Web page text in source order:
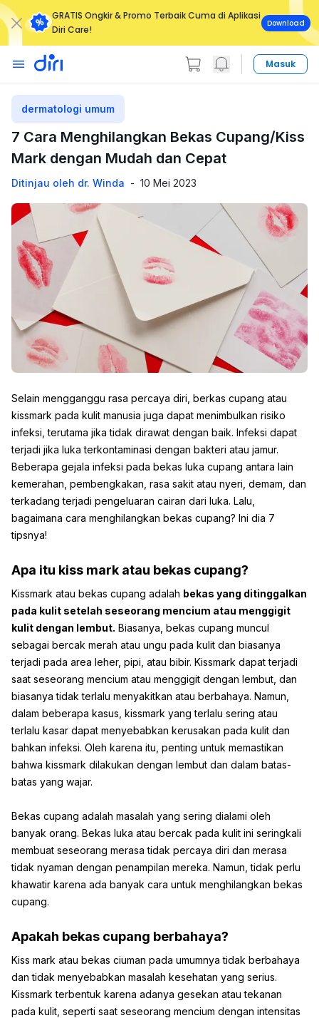
GRATIS Ongkir & Promo Terbaik Cuma di Aplikasi
Diri Care!
Download
Masuk
dermatologi umum
7 Cara Menghilangkan Bekas Cupang/Kiss
Mark dengan Mudah dan Cepat
Ditinjau oleh dr. Winda - 10 Mei 2023
Selain mengganggu rasa percaya diri, berkas cupang atau
kissmark pada kulit manusia juga dapat menimbulkan risiko
infeksi, terutama jika tidak dirawat dengan baik. Infeksi dapat
terjadi jika luka terkontaminasi dengan bakteri atau jamur.
Beberapa gejala infeksi pada bekas luka cupang antara lain
kemerahan, pembengkakan, rasa sakit atau nyeri, demam, dan
terkadang terjadi pengeluaran cairan dari luka. Lalu,
bagaimana cara menghilangkan bekas cupang? Ini dia 7
tipsnya!
Apa itu kiss mark atau bekas cupang?
Kissmark atau bekas cupang adalah bekas yang ditinggalkan
pada kulit setelah seseorang mencium atau menggigit
kulit dengan lembut. Biasanya, bekas cupang muncul
sebagai bercak merah atau ungu pada kulit dan biasanya
terjadi pada area leher, pipi, atau bibir. Kissmark dapat terjadi
saat seseorang mencium atau menggigit dengan lembut, dan
biasanya tidak terlalu menyakitkan atau berbahaya. Namun,
dalam beberapa kasus, kissmark yang terlalu sering atau
terlalu kasar dapat menyebabkan kerusakan pada kulit dan
bahkan infeksi. Oleh karena itu, penting untuk memastikan
bahwa kissmark dilakukan dengan lembut dan dalam batas-
batas yang wajar.
Bekas cupang adalah masalah yang sering dialami oleh
banyak orang. Bekas luka atau bercak pada kulit ini seringkali
membuat seseorang merasa tidak percaya diri dan merasa
tidak nyaman dengan penampilan mereka. Namun, tidak perlu
khawatir karena ada banyak cara untuk menghilangkan bekas
cupang.
Apakah bekas cupang berbahaya?
Kiss mark atau bekas ciuman pada umumnya tidak berbahaya
dan tidak menyebabkan masalah kesehatan yang serius.
Kissmark terbentuk karena adanya gesekan atau tekanan
pada kulit, seperti saat seseorang mencium dengan intensitas